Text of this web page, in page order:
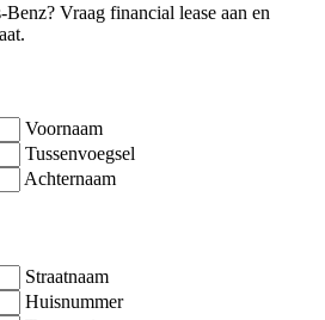
Benz? Vraag financial lease aan en
Voornaam
Tussenvoegsel
Achternaam
Straatnaam
Huisnummer